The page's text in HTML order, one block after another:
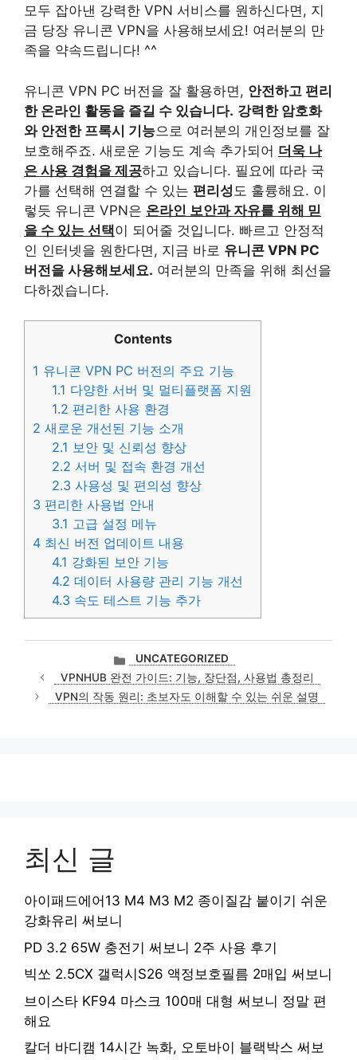
모두 잡아낸 강력한 VPN 서비스를 원하신다면, 지
금 당장 유니콘 VPN을 사용해보세요! 여러분의 만
족을 약속드립니다! ^^
유니콘 VPN PC 버전을 잘 활용하면, 안전하고 편리
한 온라인 활동을 즐길 수 있습니다. 강력한 암호화
와 안전한 프록시 기능으로 여러분의 개인정보를 잘
보호해주죠. 새로운 기능도 계속 추가되어 더욱 나
은 사용 경험을 제공하고 있습니다. 필요에 따라 국
가를 선택해 연결할 수 있는 편리성 도 훌륭해요. 이
렇듯 유니콘 VPN은 온라인 보안과 자유를 위해 믿
을 수 있는 선택이 되어줄 것입니다. 빠르고 안정적
인 인터넷을 원한다면, 지금 바로 유니콘 VPN PC
버전을 사용해보세요. 여러분의 만족을 위해 최선을
다하겠습니다.
Contents
1 유니콘 VPN PC 버전의 주요 기능
1.1 다양한 서버 및 멀티플랫폼 지원
1.2 편리한 사용 환경
2 새로운 개선된 기능 소개
2.1 보안 및 신뢰성 향상
2.2 서버 및 접속 환경 개선
2.3 사용성 및 편의성 향상
3 편리한 사용법 안내
3.1 고급 설정 메뉴
4 최신 버전 업데이트 내용
4.1 강화된 보안 기능
4.2 데이터 사용량 관리 기능 개선
4.3 속도 테스트 기능 추가
카
테
고
리
UNCATEGORIZED
VPNHUB 완전 가이드: 기능, 장단점, 사용법 총정리
VPN의 작동 원리: 초보자도 이해할 수 있는 쉬운 설명
최신 글
아이패드에어13 M4 M3 M2 종이질감 붙이기 쉬운
강화유리 써보니
PD 3.2 65W 충전기 써보니 2주 사용 후기
빅쏘 2.5CX 갤럭시S26 액정보호필름 2매입 써보니
브이스타 KF94 마스크 100매 대형 써보니 정말 편
해요
칼더 바디캠 14시간 녹화, 오토바이 블랙박스 써보